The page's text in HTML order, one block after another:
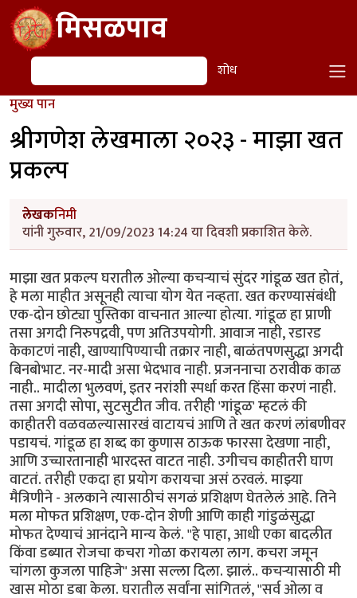
Skip to main contentमिसळपाव
शोध शोध
मुख्य पान
श्रीगणेश लेखमाला २०२३ - माझा खत
प्रकल्प
लेखकनिमी
यांनी गुरुवार, 21/09/2023 14:24 या दिवशी प्रकाशित केले.
माझा खत प्रकल्प घरातील ओल्या कचऱ्याचं सुंदर गांडूळ खत होतं,
हे मला माहीत असूनही त्याचा योग येत नव्हता. खत करण्यासंबंधी
एक-दोन छोट्या पुस्तिका वाचनात आल्या होत्या. गांडूळ हा प्राणी
तसा अगदी निरुपद्रवी, पण अतिउपयोगी. आवाज नाही, रडारड
केकाटणं नाही, खाण्यापिण्याची तक्रार नाही, बाळंतपणसुद्धा अगदी
बिनबोभाट. नर-मादी असा भेदभाव नाही. प्रजननाचा ठरावीक काळ
नाही.. मादीला भुलवणं, इतर नरांशी स्पर्धा करत हिंसा करणं नाही.
तसा अगदी सोपा, सुटसुटीत जीव. तरीही 'गांडूळ' म्हटलं की
काहीतरी वळवळल्यासारखं वाटायचं आणि ते खत करणं लांबणीवर
पडायचं. गांडूळ हा शब्द का कुणास ठाऊक फारसा देखणा नाही,
आणि उच्चारतानाही भारदस्त वाटत नाही. उगीचच काहीतरी घाण
वाटतं. तरीही एकदा हा प्रयोग करायचा असं ठरवलं. माझ्या
मैत्रिणीने - अलकाने त्यासाठीचं सगळं प्रशिक्षण घेतलेलं आहे. तिने
मला मोफत प्रशिक्षण, एक-दोन शेणी आणि काही गांडुळंसुद्धा
मोफत देण्याचं आनंदाने मान्य केलं. "हे पाहा, आधी एका बादलीत
किंवा डब्यात रोजचा कचरा गोळा करायला लाग. कचरा जमून
चांगला कुजला पाहिजे" असा सल्ला दिला. झालं.. कचऱ्यासाठी मी
खास मोठा डबा केला. घरातील सर्वांना सांगितलं, "सर्व ओला व